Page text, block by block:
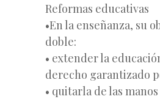
Reformas educativas
•En la enseñanza, su
doble:
• extender la
derecho garantizado
• quitarla de las